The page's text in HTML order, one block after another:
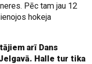
Pēc tam jau 12
hokeja
arī Dans
Halle tur tika